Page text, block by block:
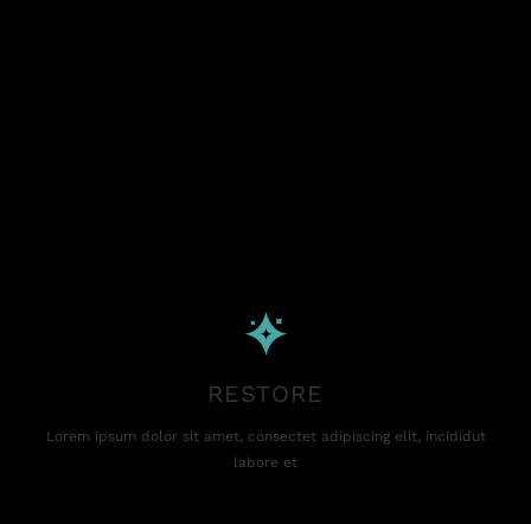
RESTORE
Lorem ipsum dolor sit amet, consectet adipiscing elit, incididut
labore et